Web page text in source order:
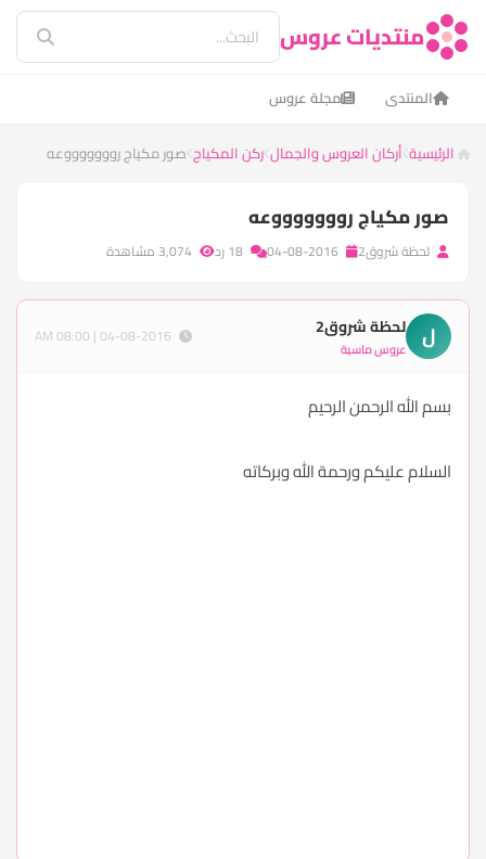
منتديات عروس
المنتدى مجلة عروس
الرئيسية أركان العروس والجمال ركن المكياج صور مكياج روووووووعه
صور مكياج روووووووعه
لحظة شروق2
ل لحظة شروق2
عروس ماسية
بسم الله الرحمن الرحيم
السلام عليكم ورحمة الله وبركاته